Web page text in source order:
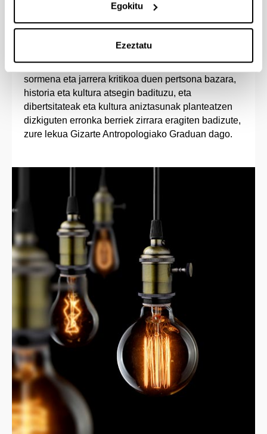
Egokitu
Ezeztatu
Sarrera-profila
Gizarte errealitatea eta horretan gertatzen diren
prozesuak ezagutzeko interesa baduzu, jakin-mina,
sormena eta jarrera kritikoa duen pertsona bazara,
historia eta kultura atsegin badituzu, eta
dibertsitateak eta kultura aniztasunak planteatzen
dizkiguten erronka berriek zirrara eragiten badizute,
zure lekua Gizarte Antropologiako Graduan dago.